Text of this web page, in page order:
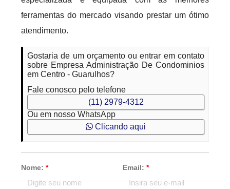
ferramentas do mercado visando prestar um ótimo
atendimento.
Gostaria de um orçamento ou entrar em contato
sobre Empresa Administração De Condominios
em Centro - Guarulhos?
Fale conosco pelo telefone
(11) 2979-4312
Ou em nosso WhatsApp
Clicando aqui
Nome:* Email: *